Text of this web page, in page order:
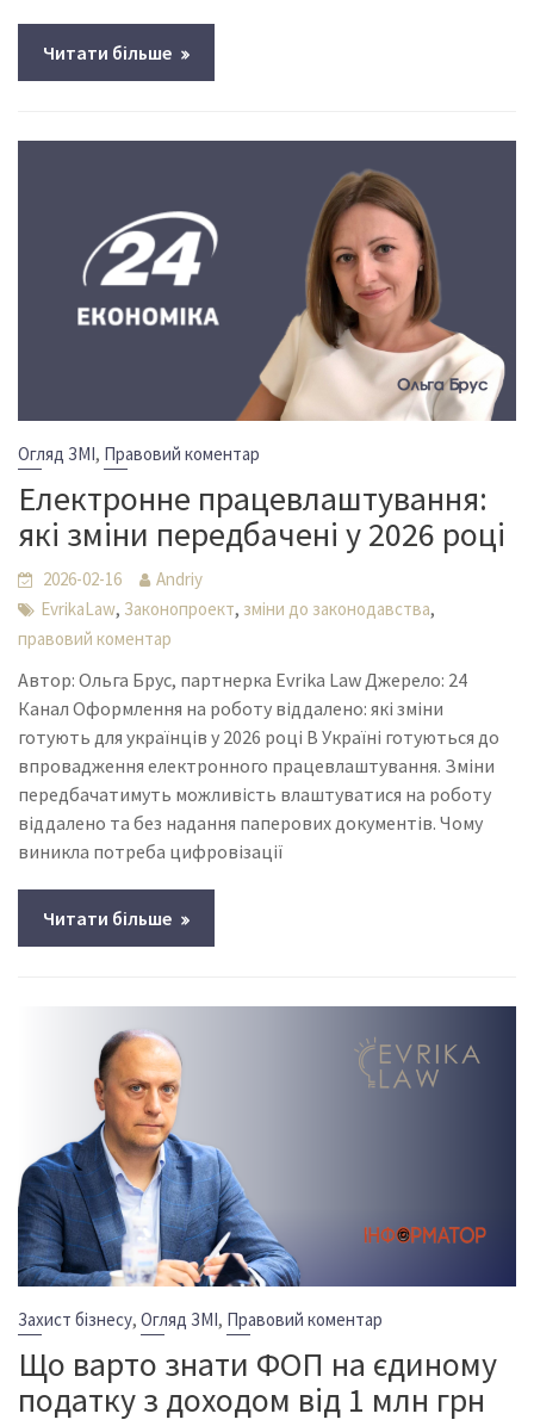
Читати більше
Огляд ЗМІ, Правовий коментар
Електронне працевлаштування:
які зміни передбачені у 2026 році
2026-02-16
Andriy
EvrikaLaw, Законопроект, зміни до законодавства,
правовий коментар
Автор: Ольга Брус, партнерка Evrika Law Джерело: 24
Канал Оформлення на роботу віддалено: які зміни
готують для українців у 2026 році В Україні готуються до
впровадження електронного працевлаштування. Зміни
передбачатимуть можливість влаштуватися на роботу
віддалено та без надання паперових документів. Чому
виникла потреба цифровізації
Читати більше
Захист бізнесу,Огляд ЗМІ, Правовий коментар
Що варто знати ФОП на єдиному
податку з доходом від 1 млн грн